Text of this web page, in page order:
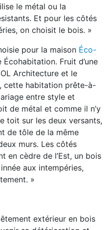
le métal ou la
Et pour les côtés
on choisit le bois. »
pour la maison Éco-
Fruit d’une
Architecture et le
cette habitation prête-à-
entre style et
de métal et comme il n’y
toit sur les deux versants,
de tôle de la même
murs. Les côtés
en cèdre de l’Est, un bois
aux intempéries,
»
extérieur en bois